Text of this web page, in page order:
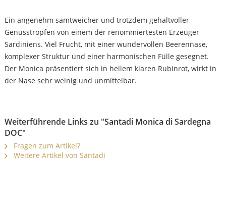
Ein angenehm samtweicher und trotzdem gehaltvoller
Genusstropfen von einem der renommiertesten Erzeuger
Sardiniens. Viel Frucht, mit einer wundervollen Beerennase,
komplexer Struktur und einer harmonischen Fülle gesegnet.
Der Monica präsentiert sich in hellem klaren Rubinrot, wirkt in
der Nase sehr weinig und unmittelbar.
Weiterführende Links zu "Santadi Monica di Sardegna
DOC"
Fragen zum Artikel?
Weitere Artikel von Santadi